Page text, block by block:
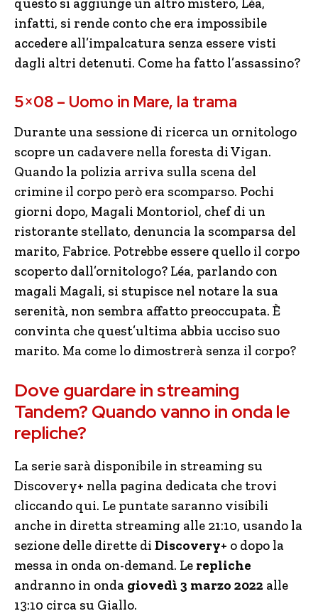
infatti, si rende conto che era impossibile
accedere all’impalcatura senza essere visti
dagli altri detenuti. Come ha fatto l’assassino?
5×08 – Uomo in Mare, la trama
Durante una sessione di ricerca un ornitologo
scopre un cadavere nella foresta di Vigan.
Quando la polizia arriva sulla scena del
crimine il corpo però era scomparso. Pochi
giorni dopo, Magali Montoriol, chef di un
ristorante stellato, denuncia la scomparsa del
marito, Fabrice. Potrebbe essere quello il corpo
scoperto dall’ornitologo? Léa, parlando con
magali Magali, si stupisce nel notare la sua
serenità, non sembra affatto preoccupata. È
convinta che quest’ultima abbia ucciso suo
marito. Ma come lo dimostrerà senza il corpo?
Dove guardare in streaming
Tandem? Quando vanno in onda le
repliche?
La serie sarà disponibile in streaming su
Discovery+ nella pagina dedicata che trovi
cliccando qui. Le puntate saranno visibili
anche in diretta streaming alle 21:10, usando la
sezione delle dirette di Discovery+ o dopo la
messa in onda on-demand. Le repliche
andranno in onda giovedì 3 marzo 2022 alle
13:10 circa su Giallo.